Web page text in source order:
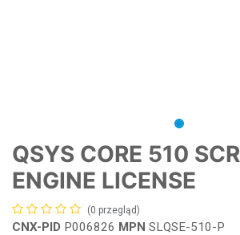
QSYS CORE 510
ENGINE LICENSE
(0 przegląd)
CNX-PID P006826 MPN SLQSE-510-P